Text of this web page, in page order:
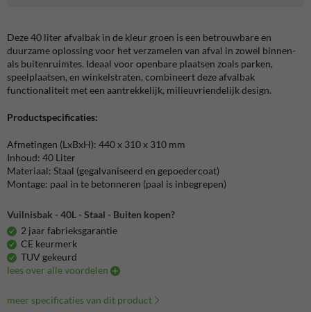
Deze 40 liter afvalbak in de kleur groen is een betrouwbare en
duurzame oplossing voor het verzamelen van afval in zowel binnen-
als buitenruimtes. Ideaal voor openbare plaatsen zoals parken,
speelplaatsen, en winkelstraten, combineert deze afvalbak
functionaliteit met een aantrekkelijk, milieuvriendelijk design.
Productspecificaties:
Afmetingen (LxBxH): 440 x 310 x 310 mm
Inhoud: 40 Liter
Materiaal: Staal (gegalvaniseerd en gepoedercoat)
Montage: paal in te betonneren (paal is inbegrepen)
Vuilnisbak - 40L - Staal - Buiten kopen?
2 jaar fabrieksgarantie
CE keurmerk
TUV gekeurd
lees over alle voordelen
meer specificaties van dit product